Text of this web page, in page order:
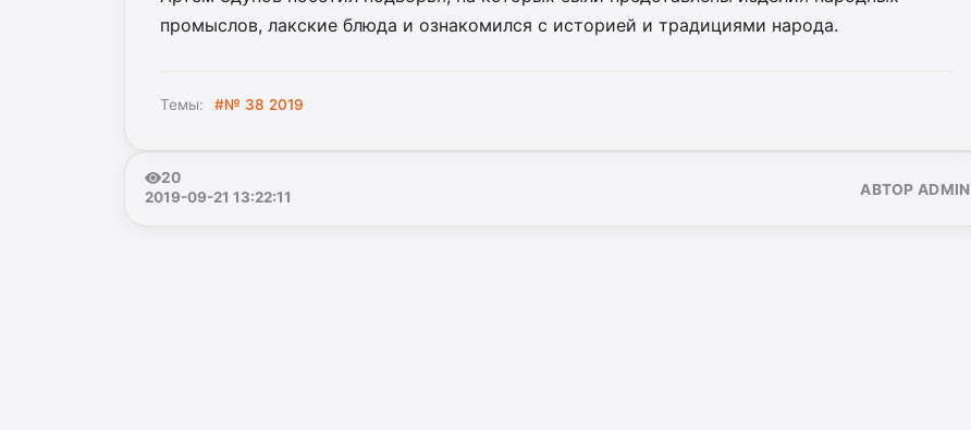
промыслов, лакские блюда и ознакомился с историей и традициями народа.
Темы: #№ 38 2019
20
2019-09-21 13:22:11
АВТОР ADMIN